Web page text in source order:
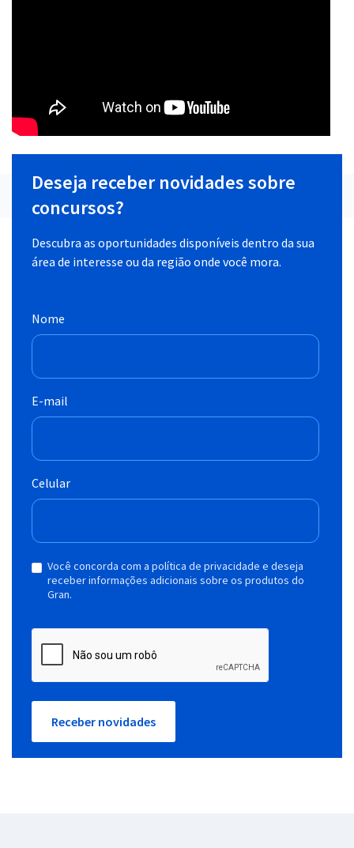
Deseja receber novidades sobre
concursos?
Descubra as oportunidades disponíveis dentro da sua
área de interesse ou da região onde você mora.
Nome
E-mail
Celular
Você concorda com a política de privacidade e deseja
receber informações adicionais sobre os produtos do
Gran.
Receber novidades